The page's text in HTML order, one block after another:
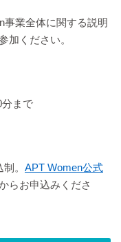
業全体に関する説明
加ください。
分まで
。 APT Women公式
らお申込みくださ